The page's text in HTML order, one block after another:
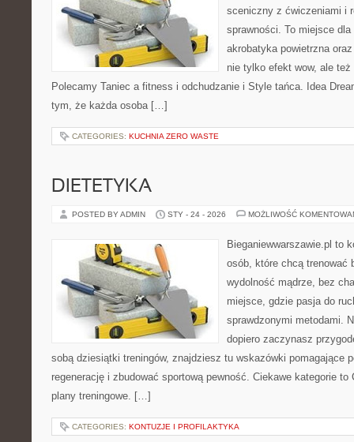
sceniczny z ćwiczeniami i
sprawności. To miejsce
akrobatyka powietrzna
nie tylko efekt wow, ale
Polecamy Taniec a fitness i odchudzanie i Style tańca. Idea
tym, że każda osoba […]
CATEGORIES: KUCHNIA ZERO WASTE
DIETETYKA
POSTED BY ADMIN STY - 24 - 2026 MOŻLIWOŚĆ
Bieganiewwarszawie.pl to
osób, które chcą trenować
wydolność mądrze, bez
miejsce, gdzie pasja do
sprawdzonymi metodami.
dopiero zaczynasz
sobą dziesiątki treningów, znajdziesz tu wskazówki pomagające
regenerację i zbudować sportową pewność. Ciekawe kategorie
plany treningowe. […]
CATEGORIES: KONTUZJE I PROFILAKTYKA